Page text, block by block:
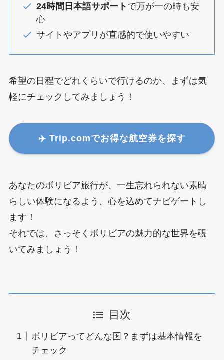
24時間日本語サポート で万が一の時も安
心
サイトやアプリが直感的で使いやすい
希望の日程でどれくらいで行けるのか、まずは気
軽にチェックしてみましょう！
✈️ Trip.comでお得な航空券を探す
あなたのボリビア旅行が、一生忘れられない素晴
らしい体験になるよう、心を込めてナビゲートし
ます！
それでは、さっそくボリビアの魅力的な世界を覗
いてみましょう！
目次
ボリビアってどんな国？まずは基本情報を
チェック